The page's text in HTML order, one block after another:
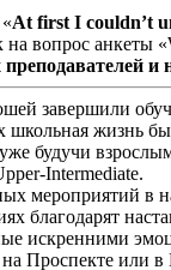
«At first I couldn’t
вопрос анкеты
завершили
школьная жизнь
будучи
Intermediate.
мероприятий в
благодарят
искренними
Проспекте или